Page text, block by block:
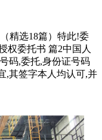
精选18篇）特此!委
权委托书 篇2中国人
码,委托,身份证号码
,其签字本人均认可,并